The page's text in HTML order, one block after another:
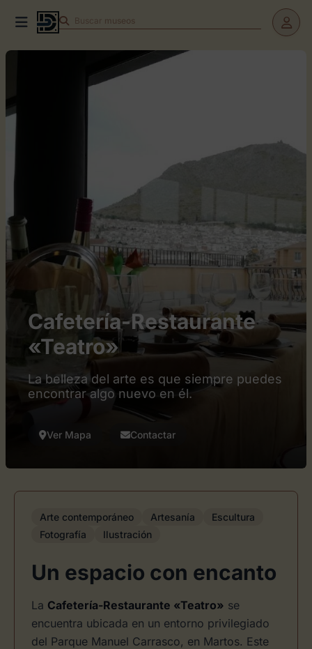
Buscar teatros
Cafetería-Restaurante
«Teatro»
La belleza del arte es que siempre puedes
encontrar algo nuevo en él.
Ver Mapa Contactar
Arte contemporáneo Artesanía
Escultura
Fotografía
Ilustración
Un espacio con encanto
La Cafetería-Restaurante «Teatro» se
encuentra ubicada en un entorno privilegiado
del Parque Manuel Carrasco, en Martos. Este